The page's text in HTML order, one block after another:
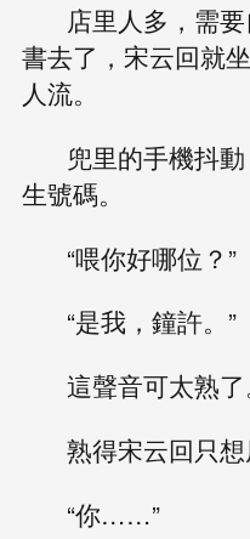
店里人多，需
書去了，宋云回就
人流。
兜里的手機抖
生號碼。
“喂你好哪位？”
“是我，鐘許。”
這聲音可太熟了
熟得宋云回只想
“你……”